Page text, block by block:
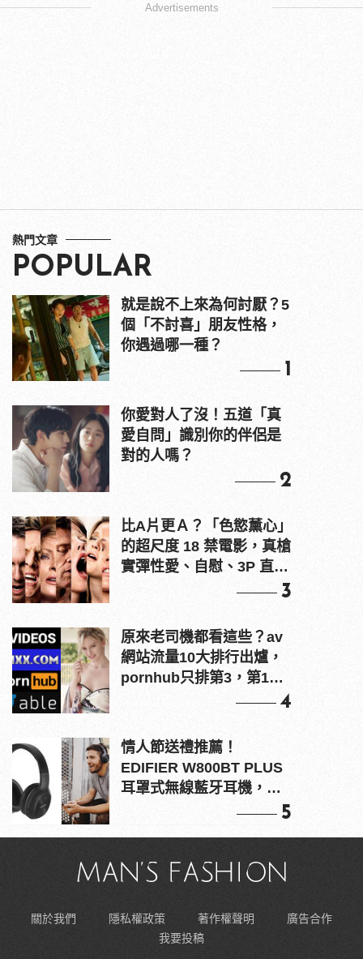
Advertisements
熱門文章
POPULAR
就是說不上來為何討厭？5
個「不討喜」朋友性格，
你遇過哪一種？
1
你愛對人了沒！五道「真
愛自問」識別你的伴侶是
對的人嗎？
2
比A片更Ａ？「色慾薰心」
的超尺度 18 禁電影，真槍
實彈性愛、自慰、3P 直接
3
原來老司機都看這些？av
網站流量10大排行出爐，
pornhub只排第3，第1名
4
情人節送禮推薦！
EDIFIER W800BT PLUS
耳罩式無線藍牙耳機，在
5
關於我們 隱私權政策 著作權聲明
廣告合作
我要投稿